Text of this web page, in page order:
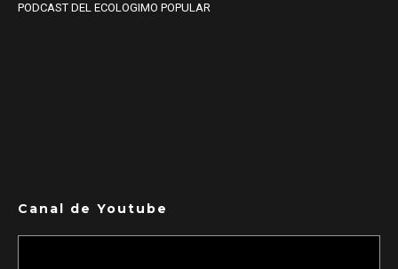
PODCAST DEL ECOLOGIMO POPULAR
Canal de Youtube